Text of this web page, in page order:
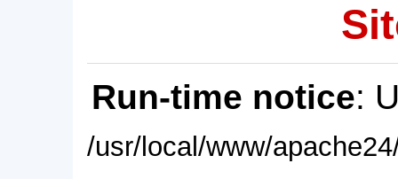
Run-time notice:
/usr/local/www/